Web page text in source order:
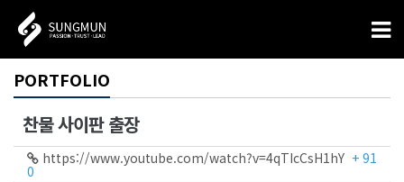
PORTFOLIO
찬물 사이판 출장
https://www.youtube.com/watch?v=4qTIcCsH1hY + 91
0